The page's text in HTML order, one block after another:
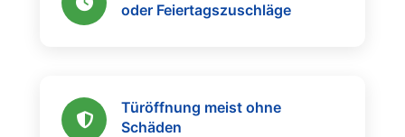
oder Feiertagszuschläge
Türöffnung meist ohne
Schäden